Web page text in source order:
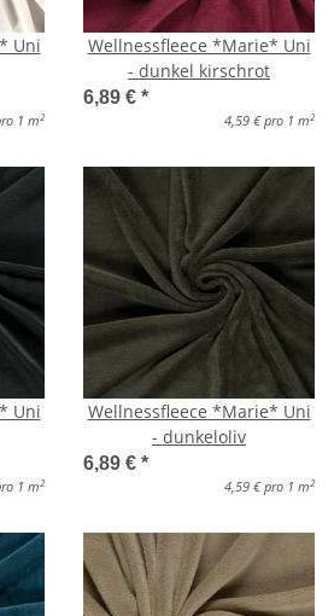
Uni
1 m 2
Wellnessfleece *Marie* Uni
- dunkel kirschrot
6,89 € *
4,59 € pro 1 m 2
Uni
1 m 2
Wellnessfleece *Marie* Uni
- dunkeloliv
6,89 € *
4,59 € pro 1 m 2